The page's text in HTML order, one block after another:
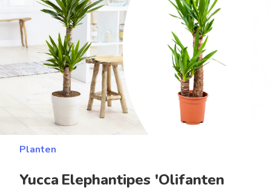
Planten
Yucca Elephantipes 'Olifanten